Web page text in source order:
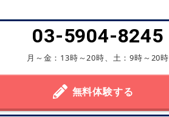
03-5904-8245
月～金：13時～20時、土：9時～20時
無料体験する